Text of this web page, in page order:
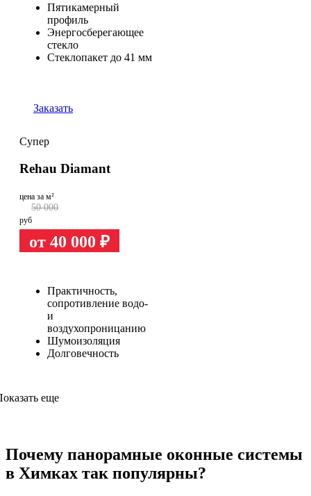
Пятикамерный
профиль
Энергосберегающее
стекло
Стеклопакет до 41 мм
Супер
Rehau Diamant
цена за м²
50 000
руб
от 40 000 ₽
Практичность,
сопротивление водо-
и
воздухопроницанию
Шумоизоляция
Долговечность
Заказать
еще
Почему панорамные оконные системы
в Химках так популярны?